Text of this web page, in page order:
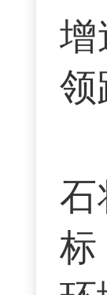
增
领
石
标